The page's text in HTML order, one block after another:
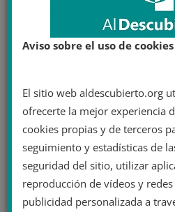
Aviso sobre el uso de cookies
El sitio web aldescubierto.org
ofrecerte la mejor experiencia
cookies propias y de terceros
seguimiento y estadísticas de
seguridad del sitio, utilizar
reproducción de vídeos y
publicidad personalizada a